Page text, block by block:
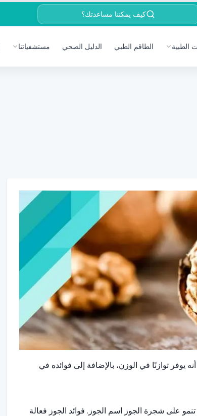
كيف يمكننا مساعدتك؟
الطبية الطاقم الطبي الدليل الصحي مستشفياتنا
يوفر توازنًا في الوزن، بالإضافة إلى فوائده في
على شجرة الجوز اسم الجوز. فوائد الجوز فعالة